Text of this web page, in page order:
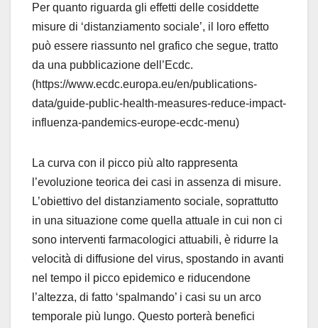
Per quanto riguarda gli effetti delle cosiddette
misure di ‘distanziamento sociale’, il loro effetto
può essere riassunto nel grafico che segue, tratto
da una pubblicazione dell’Ecdc.
(https://www.ecdc.europa.eu/en/publications-
data/guide-public-health-measures-reduce-impact-
influenza-pandemics-europe-ecdc-menu)
La curva con il picco più alto rappresenta
l’evoluzione teorica dei casi in assenza di misure.
L’obiettivo del distanziamento sociale, soprattutto
in una situazione come quella attuale in cui non ci
sono interventi farmacologici attuabili, è ridurre la
velocità di diffusione del virus, spostando in avanti
nel tempo il picco epidemico e riducendone
l’altezza, di fatto ‘spalmando’ i casi su un arco
temporale più lungo. Questo porterà benefici